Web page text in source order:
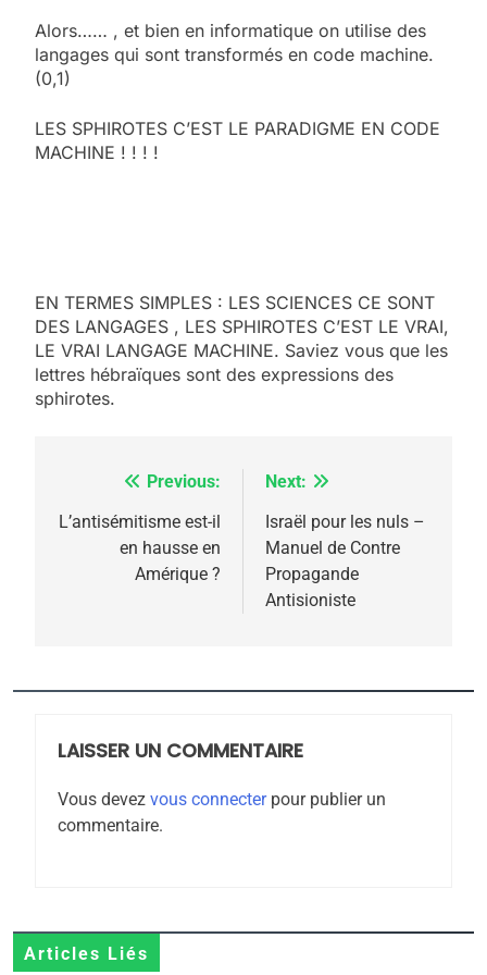
Alors…… , et bien en informatique on utilise des
langages qui sont transformés en code machine.
(0,1)
LES SPHIROTES C’EST LE PARADIGME EN CODE
MACHINE ! ! ! !
EN TERMES SIMPLES : LES SCIENCES CE SONT
DES LANGAGES , LES SPHIROTES C’EST LE VRAI,
LE VRAI LANGAGE MACHINE. Saviez vous que les
lettres hébraïques sont des expressions des
sphirotes.
Navigation
de
l’article
Previous:
L’antisémitisme est-il
en hausse en
Amérique ?
Next:
Israël pour les nuls –
Manuel de Contre
Propagande
Antisioniste
LAISSER UN COMMENTAIRE
Vous devez vous connecterpour publier un
commentaire.
Articles Liés
5
2025, l’année la plus
meurtrière selon le
rapport d’ADL contre
ISRAÉL
FIÈRE, DIGNE ET RÉSILIENTE :
MA JUDAÏTE par Thérèse
ISRAÉL JUDAISME
7
8